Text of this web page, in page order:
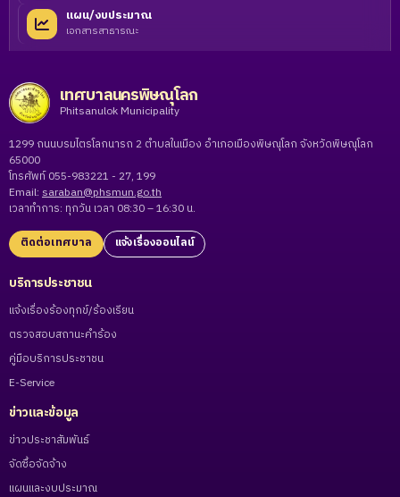
แผน/งบประมาณ
เอกสารสาธารณะ
เทศบาลนครพิษณุโลก
Phitsanulok Municipality
1299 ถนนบรมไตรโลกนารถ 2 ตำบลในเมือง อำเภอเมืองพิษณุโลก จังหวัดพิษณุโลก
65000
โทรศัพท์ 055-983221 - 27, 199
Email: saraban@phsmun.go.th
เวลาทำการ: ทุกวัน เวลา 08:30 – 16:30 น.
ติดต่อเทศบาล แจ้งเรื่องออนไลน์
บริการประชาชน
แจ้งเรื่องร้องทุกข์/ร้องเรียน
ตรวจสอบสถานะคำร้อง
คู่มือบริการประชาชน
E-Service
ข่าวและข้อมูล
ข่าวประชาสัมพันธ์
จัดซื้อจัดจ้าง
แผนและงบประมาณ